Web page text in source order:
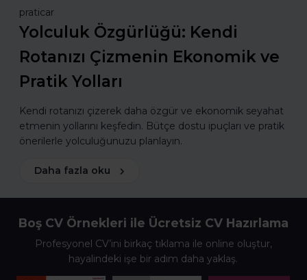
praticar
Yolculuk Özgürlüğü: Kendi
Rotanızı Çizmenin Ekonomik ve
Pratik Yolları
Kendi rotanızı çizerek daha özgür ve ekonomik seyahat
etmenin yollarını keşfedin. Bütçe dostu ipuçları ve pratik
önerilerle yolculuğunuzu planlayın.
Daha fazla oku
Boş CV Örnekleri ile Ücretsiz CV Hazırlama
Profesyonel CV’ini birkaç tıklama ile online oluştur,
hayalindeki işe bir adım daha yaklaş.